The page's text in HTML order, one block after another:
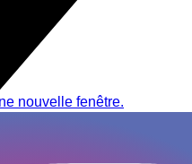
nouvelle fenêtre.